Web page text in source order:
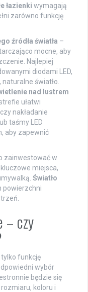
łazienki wymagają
zarówno funkcję
źródła światła –
mocne, aby
Najlepiej
diodami LED,
światło.
nad lustrem
ułatwi
nakładanie
lub taśmy LED
aby zapewnić
zainwestować w
miejsca,
Światło
powierzchni
– czy
tylko funkcję
wybór
będzie się
koloru i